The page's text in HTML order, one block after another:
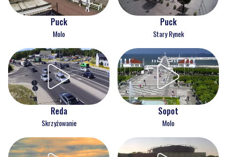
Puck
Molo
Puck
Stary Rynek
Reda
Skrzyżowanie
Sopot
Molo